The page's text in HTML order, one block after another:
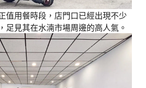
值用餐時段，店門口已經出現不少
足見其在水湳市場周邊的高人氣。